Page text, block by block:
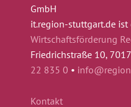
GmbH
it.region-stuttgart.de ist
Wirtschaftsförderung
Friedrichstraße 10,
22 835 0 •
Kontakt